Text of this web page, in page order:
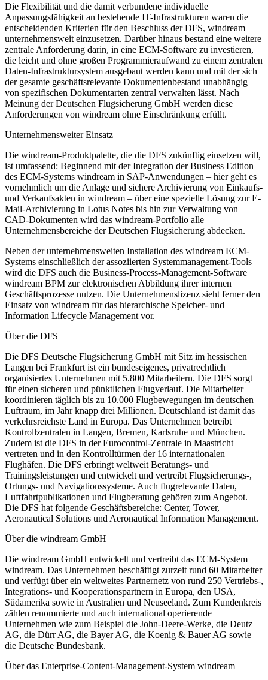
Die Flexibilität und die damit verbundene individuelle
Anpassungsfähigkeit an bestehende IT-Infrastrukturen waren die
entscheidenden Kriterien für den Beschluss der DFS, windream
unternehmensweit einzusetzen. Darüber hinaus bestand eine weitere
zentrale Anforderung darin, in eine ECM-Software zu investieren,
die leicht und ohne großen Programmieraufwand zu einem zentralen
Daten-Infrastruktursystem ausgebaut werden kann und mit der sich
der gesamte geschäftsrelevante Dokumentenbestand unabhängig
von spezifischen Dokumentarten zentral verwalten lässt. Nach
Meinung der Deutschen Flugsicherung GmbH werden diese
Anforderungen von windream ohne Einschränkung erfüllt.
Unternehmensweiter Einsatz
Die windream-Produktpalette, die die DFS zukünftig einsetzen will,
ist umfassend: Beginnend mit der Integration der Business Edition
des ECM-Systems windream in SAP-Anwendungen – hier geht es
vornehmlich um die Anlage und sichere Archivierung von Einkaufs-
und Verkaufsakten in windream – über eine spezielle Lösung zur E-
Mail-Archivierung in Lotus Notes bis hin zur Verwaltung von
CAD-Dokumenten wird das windream-Portfolio alle
Unternehmensbereiche der Deutschen Flugsicherung abdecken.
Neben der unternehmensweiten Installation des windream ECM-
Systems einschließlich der assoziierten Systemmanagement-Tools
wird die DFS auch die Business-Process-Management-Software
windream BPM zur elektronischen Abbildung ihrer internen
Geschäftsprozesse nutzen. Die Unternehmenslizenz sieht ferner den
Einsatz von windream für das hierarchische Speicher- und
Information Lifecycle Management vor.
Über die DFS
Die DFS Deutsche Flugsicherung GmbH mit Sitz im hessischen
Langen bei Frankfurt ist ein bundeseigenes, privatrechtlich
organisiertes Unternehmen mit 5.800 Mitarbeitern. Die DFS sorgt
für einen sicheren und pünktlichen Flugverlauf. Die Mitarbeiter
koordinieren täglich bis zu 10.000 Flugbewegungen im deutschen
Luftraum, im Jahr knapp drei Millionen. Deutschland ist damit das
verkehrsreichste Land in Europa. Das Unternehmen betreibt
Kontrollzentralen in Langen, Bremen, Karlsruhe und München.
Zudem ist die DFS in der Eurocontrol-Zentrale in Maastricht
vertreten und in den Kontrolltürmen der 16 internationalen
Flughäfen. Die DFS erbringt weltweit Beratungs- und
Trainingsleistungen und entwickelt und vertreibt Flugsicherungs-,
Ortungs- und Navigationssysteme. Auch flugrelevante Daten,
Luftfahrtpublikationen und Flugberatung gehören zum Angebot.
Die DFS hat folgende Geschäftsbereiche: Center, Tower,
Aeronautical Solutions und Aeronautical Information Management.
Über die windream GmbH
Die windream GmbH entwickelt und vertreibt das ECM-System
windream. Das Unternehmen beschäftigt zurzeit rund 60 Mitarbeiter
und verfügt über ein weltweites Partnernetz von rund 250 Vertriebs-,
Integrations- und Kooperationspartnern in Europa, den USA,
Südamerika sowie in Australien und Neuseeland. Zum Kundenkreis
zählen renommierte und auch international operierende
Unternehmen wie zum Beispiel die John-Deere-Werke, die Deutz
AG, die Dürr AG, die Bayer AG, die Koenig & Bauer AG sowie
die Deutsche Bundesbank.
Über das Enterprise-Content-Management-System windream